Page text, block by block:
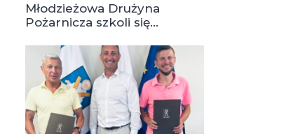
Młodzieżowa Drużyna
Pożarnicza szkoli się